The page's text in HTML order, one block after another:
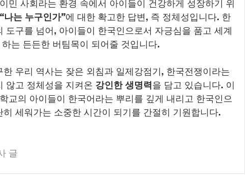
민 사회라는 환경 속에서 아이들이 건강하게 성장하기 위
“나는 누구인가”에 대한 확고한 답변, 즉 정체성입니다. 한
도구를 넘어, 아이들이 한국인으로서 자긍심을 품고 세계
는 든든한 버팀목이 되어줄 것입니다.
한 우리 역사는 잦은 외침과 일제강점기, 한국전쟁이라는
않고 정체성을 지켜온 강인한 생명력 을 담고 있습니다. 이
교의 아이들이 한국어라는 뿌리를 깊게 내리고 한국인으
히 세워가는 소중한 시간이 되기를 간절히 기원합니다.
글